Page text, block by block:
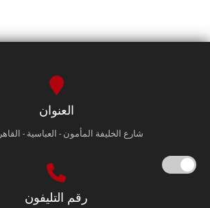
العنوان
شارع الخليفة المأمون - العباسية -
رقم التليفون